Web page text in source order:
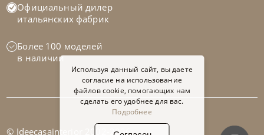
Официальный дилер
итальянских фабрик
Более 100 моделей
в наличии
© Ideecasainterior 2002-2026
Используя данный сайт, вы даете
согласие на использование
файлов cookie, помогающих нам
сделать его удобнее для вас.
Подробнее